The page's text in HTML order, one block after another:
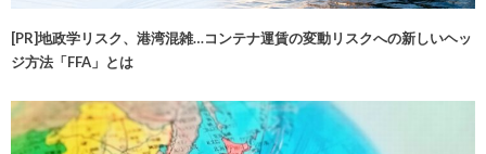
[PR]地政学リスク、港湾混雑…コンテナ運賃の変動リスクへの新しいヘッ
ジ方法「FFA」とは